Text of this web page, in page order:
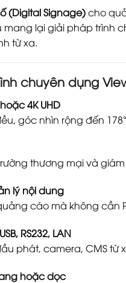
(Digital Signage)cho
lại giải pháp trình
từ xa.
chuyên dụng
4K UHD
góc nhìn rộng đến
thương mại và
lý nội dung
cáo mà không cần
RS232, LAN
phát, camera, CMS từ
hoặc dọc